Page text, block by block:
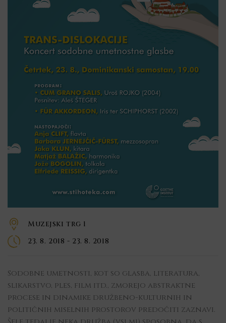
Muzejski trg 1
23. 8. 2018 - 23. 8. 2018
Sodobne umetnosti, kot so glasba, literatura,
slikarstvo, ples, film itd., zmorejo abstraktne
procese in dinamike družbeno-kulturnih in
političnih miselnih prostorov predočiti zaznavi.